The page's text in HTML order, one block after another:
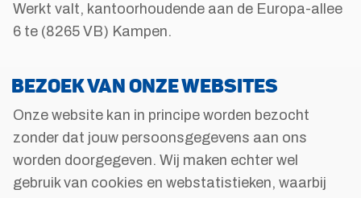
Werkt valt, kantoorhoudende aan de Europa-allee
6 te (8265 VB) Kampen.
BEZOEK VAN ONZE WEBSITES
Onze website kan in principe worden bezocht
zonder dat jouw persoonsgegevens aan ons
worden doorgegeven. Wij maken echter wel
gebruik van cookies en webstatistieken, waarbij